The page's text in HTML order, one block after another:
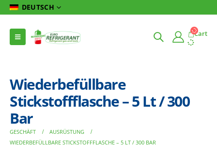
DEUTSCH
Cart
Wiederbefüllbare
Stickstoffflasche – 5 Lt / 300
Bar
GESCHÄFT
AUSRÜSTUNG
WIEDERBEFÜLLBARE STICKSTOFFFLASCHE – 5 LT / 300 BAR